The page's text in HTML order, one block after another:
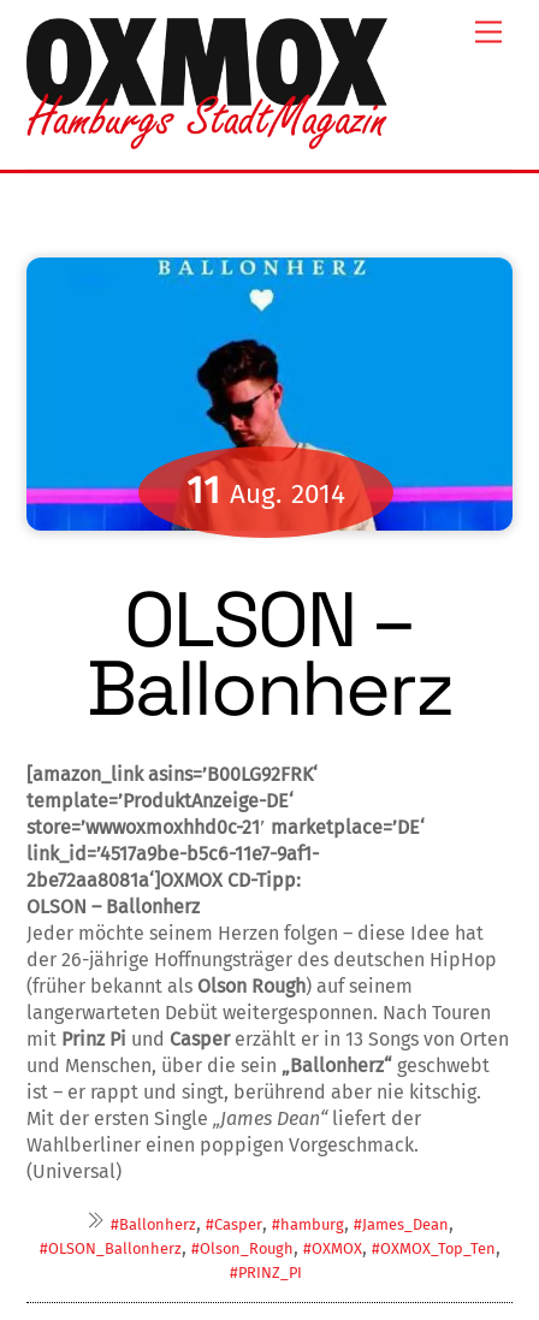
content
11 Aug. 2014
OLSON –
Ballonherz
[amazon_link asins=’B00LG92FRK‘
template=’ProduktAnzeige-DE‘
store=’wwwoxmoxhhd0c-21′ marketplace=’DE‘
link_id=’4517a9be-b5c6-11e7-9af1-
2be72aa8081a‘]OXMOX CD-Tipp:
OLSON – Ballonherz
Jeder möchte seinem Herzen folgen – diese Idee hat
der 26-jährige Hoffnungsträger des deutschen HipHop
(früher bekannt als Olson Rough) auf seinem
langerwarteten Debüt weitergesponnen. Nach Touren
mit Prinz Pi und Casper erzählt er in 13 Songs von Orten
und Menschen, über die sein „Ballonherz“ geschwebt
ist – er rappt und singt, berührend aber nie kitschig.
Mit der ersten Single „Ja­mes Dean“liefert der
Wahlberliner einen poppigen Vorgeschmack.
(Universal)
#Ballonherz, #Casper, #hamburg, #Ja­mes_Dean,
#OLSON_Ballonherz, #Olson_Rough, #OXMOX, #OXMOX_Top_Ten,
#PRINZ_PI